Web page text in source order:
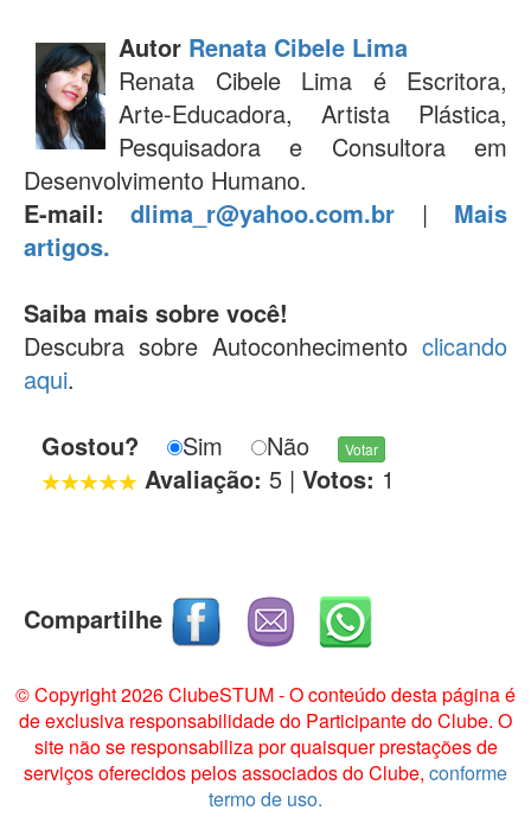
Autor Renata Cibele Lima
Renata Cibele Lima é Escritora,
Arte-Educadora, Artista Plástica,
Pesquisadora e Consultora em
Desenvolvimento Humano.
E-mail:
dlima_r@yahoo.com.br | Mais
artigos.
Saiba mais sobre você!
Descubra sobre Autoconhecimento clicando
aqui.
Gostou?
Sim
Não
Avaliação: 5| Votos: 1
Compartilhe
© Copyright 2026 ClubeSTUM - O conteúdo desta página é
de exclusiva responsabilidade do Participante do Clube. O
site não se responsabiliza por quaisquer prestações de
serviços oferecidos pelos associados do Clube, conforme
termo de uso.